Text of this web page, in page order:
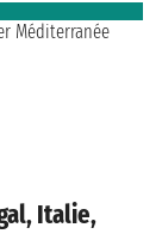
Italie,